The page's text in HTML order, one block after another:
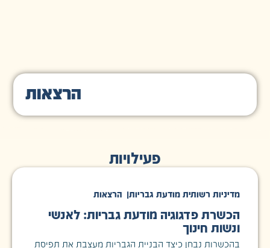
הרצאות
פעילויות
מדיניות רשותית מודעת גבריות| הרצאות
הכשרת פדגוגיה מודעת גבריות: לאנשי
ונשות חינוך
בהכשרות נבחן כיצד הבניית הגבריות מעצבת את תפיסת